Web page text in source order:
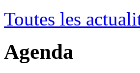
Toutes les
Agenda